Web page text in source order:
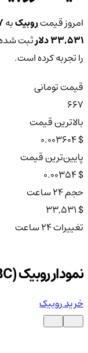
امروز قیمتروبیکبه
33,531 دلار
ثبت شده
را تجربه کرده است.
قیمت تومانی
667
بالاترین قیمت
$ 0.003604
پایین‌ترین قیمت
$ 0.00354
حجم ۲۴ ساعت
$ 33,531
تغییرات ۲۴ ساعت
نمودار روبیک (RBC)
خرید روبیک